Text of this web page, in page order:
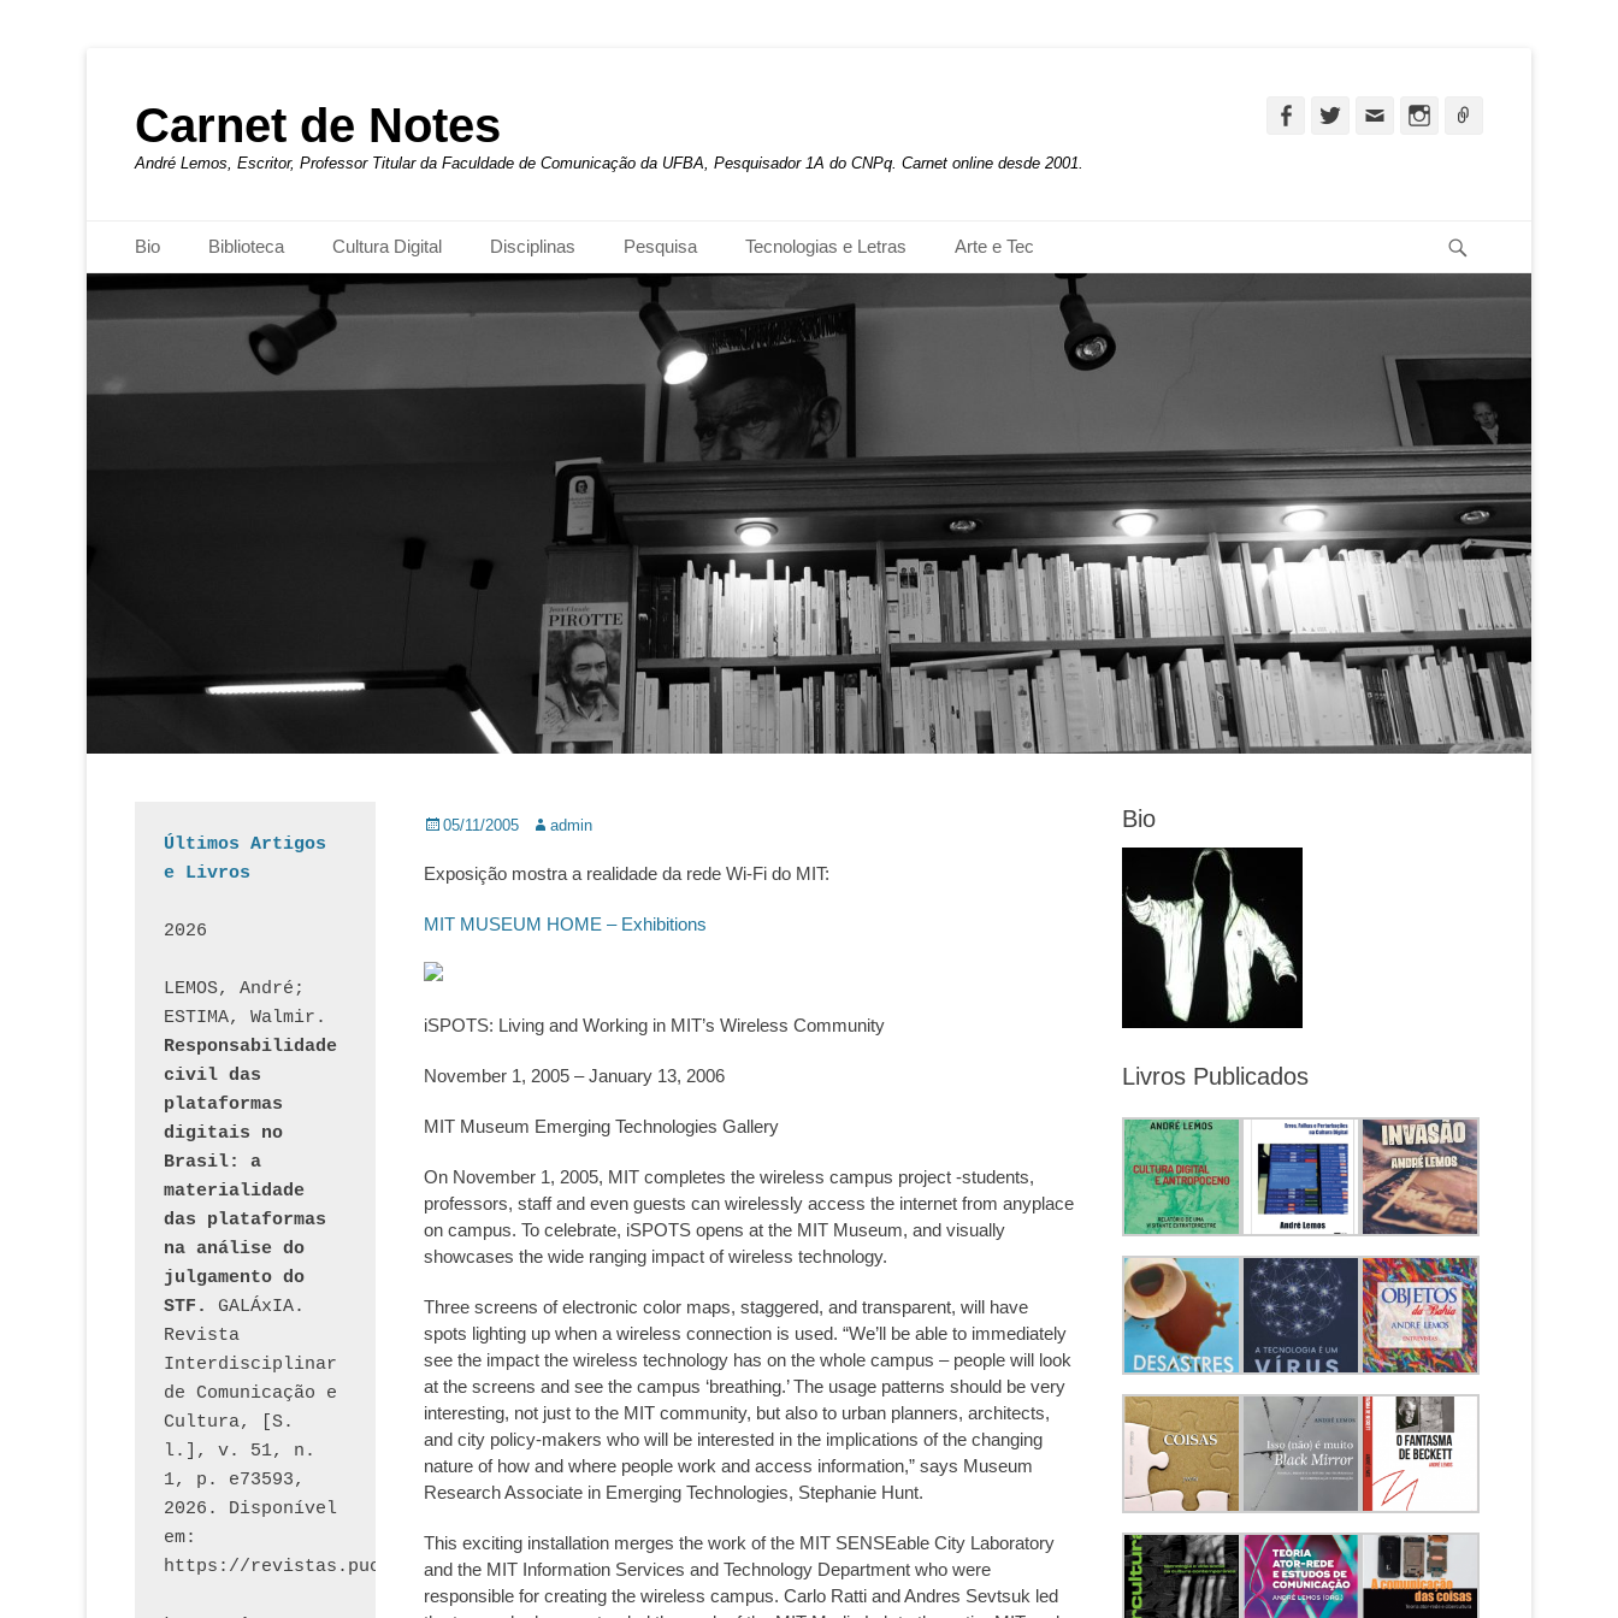
Carnet de Notes
André Lemos, Escritor, Professor Titular da Faculdade de Comunicação da UFBA, Pesquisador 1A do CNPq. Carnet online desde 2001.
FacebookTwitterEmail Instagram
Menu principal
para
o
Bio Biblioteca Cultura Digital Disciplinas Pesquisa Tecnologias e Letras Arte e Tec
Posted
05/11/2005 Autor:
admin
Exposição mostra a realidade da rede Wi-Fi do MIT:
MIT MUSEUM HOME – Exhibitions
iSPOTS: Living and Working in MIT’s Wireless Community
November 1, 2005 – January 13, 2006
MIT Museum Emerging Technologies Gallery
On November 1, 2005, MIT completes the wireless campus project -students,
professors, staff and even guests can wirelessly access the internet from anyplace
on campus. To celebrate, iSPOTS opens at the MIT Museum, and visually
showcases the wide ranging impact of wireless technology.
Three screens of electronic color maps, staggered, and transparent, will have
spots lighting up when a wireless connection is used. “We’ll be able to immediately
see the impact the wireless technology has on the whole campus – people will look
at the screens and see the campus ‘breathing.’ The usage patterns should be very
interesting, not just to the MIT community, but also to urban planners, architects,
and city policy-makers who will be interested in the implications of the changing
nature of how and where people work and access information,” says Museum
Research Associate in Emerging Technologies, Stephanie Hunt.
This exciting installation merges the work of the MIT SENSEable City Laboratory
and the MIT Information Services and Technology Department who were
responsible for creating the wireless campus. Carlo Ratti and Andres Sevtsuk led
Bio
Livros Publicados
Últimos Artigos
e Livros
2026
LEMOS, André;
Responsabilidade
civil das
plataformas
digitais no
Brasil: a
materialidade
das plataformas
na análise do
julgamento do
STF.
GALÁxIA.
Revista
Interdisciplinar
de Comunicação e
Cultura, [S.
l.], v. 51, n.
1, p. e73593,
2026. Disponível
em:
https://revistas.pucsp.br/index.php/galaxia/article/view/73593.